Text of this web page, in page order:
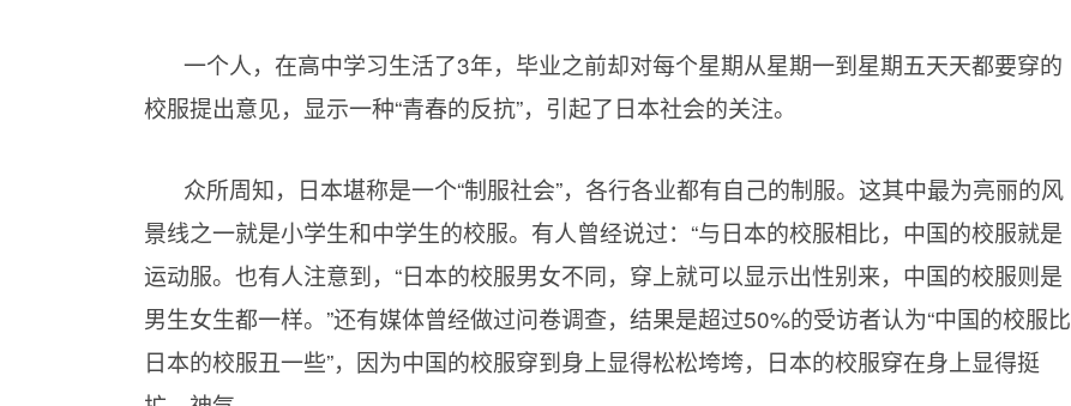
一个人，在高中学习生活了3年，毕业之前却对每个星期从星期一到星期五天天都要穿的
校服提出意见，显示一种“青春的反抗”，引起了日本社会的关注。
众所周知，日本堪称是一个“制服社会”，各行各业都有自己的制服。这其中最为亮丽的风
景线之一就是小学生和中学生的校服。有人曾经说过：“与日本的校服相比，中国的校服就是
运动服。也有人注意到，“日本的校服男女不同，穿上就可以显示出性别来，中国的校服则是
男生女生都一样。”还有媒体曾经做过问卷调查，结果是超过50%的受访者认为“中国的校服比
日本的校服丑一些”，因为中国的校服穿到身上显得松松垮垮，日本的校服穿在身上显得挺